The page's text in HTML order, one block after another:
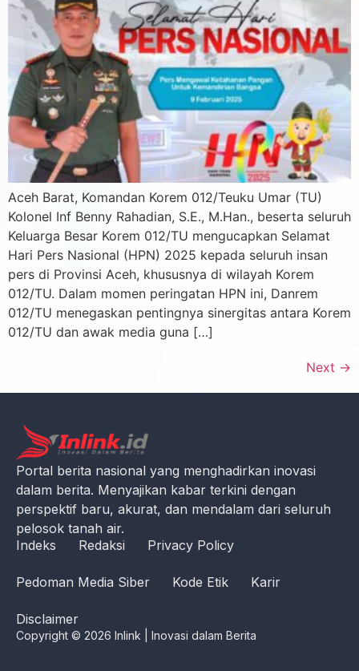
Aceh Barat, Komandan Korem 012/Teuku Umar (TU)
Kolonel Inf Benny Rahadian, S.E., M.Han., beserta seluruh
Keluarga Besar Korem 012/TU mengucapkan Selamat
Hari Pers Nasional (HPN) 2025 kepada seluruh insan
pers di Provinsi Aceh, khususnya di wilayah Korem
012/TU. Dalam momen peringatan HPN ini, Danrem
012/TU menegaskan pentingnya sinergitas antara Korem
012/TU dan awak media guna […]
Next →
Portal berita nasional yang menghadirkan inovasi
dalam berita. Menyajikan kabar terkini dengan
perspektif baru, akurat, dan mendalam dari seluruh
pelosok tanah air.
Indeks
Redaksi Privacy Policy
Pedoman Media Siber Kode Etik Karir
Disclaimer
Copyright © 2026 Inlink | Inovasi dalam Berita